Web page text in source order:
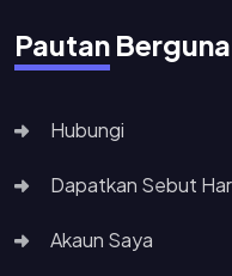
Pautan Berguna
Hubungi
Dapatkan Sebut
Akaun Saya